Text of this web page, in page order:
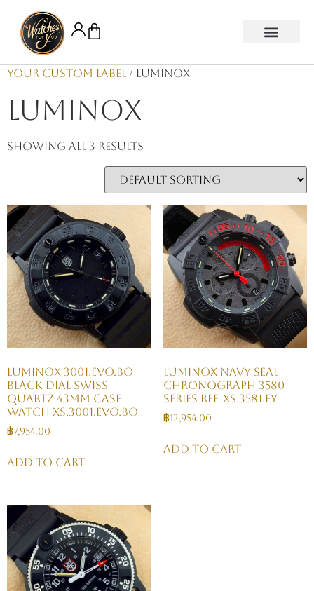
Your Custom Label / Luminox
Luminox
Showing all 3 results
Luminox 3001.EVO.BO
Black Dial Swiss
Quartz 43mm Case
Watch XS.3001.EVO.BO
฿7,954.00
Add to cart
Luminox Navy SEAL
Chronograph 3580
Series Ref. XS.3581.EY
฿12,954.00
Add to cart